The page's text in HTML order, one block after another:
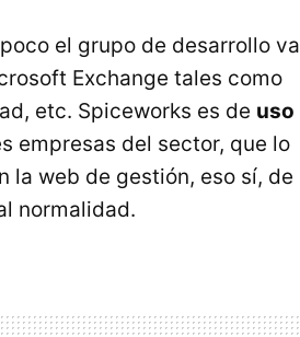
el grupo de desarrollo va
Exchange tales como
etc. Spiceworks es de uso
empresas del sector, que lo
la web de gestión, eso sí, de
normalidad.